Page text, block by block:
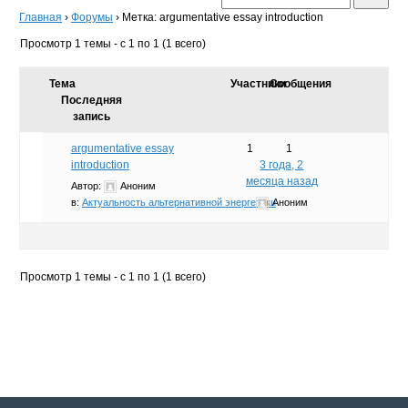
Главная › Форумы › Метка: argumentative essay introduction
Просмотр 1 темы - с 1 по 1 (1 всего)
Тема УчастникиСообщения
Последняя
запись
argumentative essay
introduction
Автор:
Аноним
в: Актуальность альтернативной энергетики
1
1
3 года, 2
месяца назад
Аноним
Просмотр 1 темы - с 1 по 1 (1 всего)